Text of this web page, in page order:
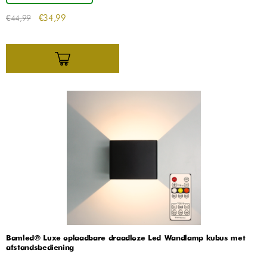
€44,99 €34,99
Bamled® Luxe oplaadbare draadloze Led Wandlamp kubus met
afstandsbediening